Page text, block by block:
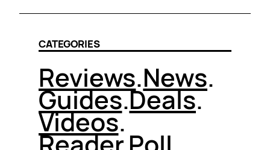
CATEGORIES
Reviews.News.
Guides.Deals.
Videos.